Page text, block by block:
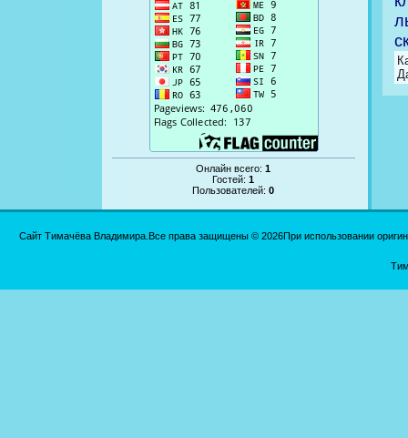
Онлайн всего:1
Гостей:1
Пользователей:0
Сайт Тимачёва Владимира.Все права защищены © 2026При использовании